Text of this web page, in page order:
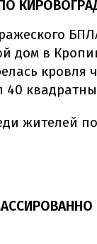
дом в
кровля
40
жителей